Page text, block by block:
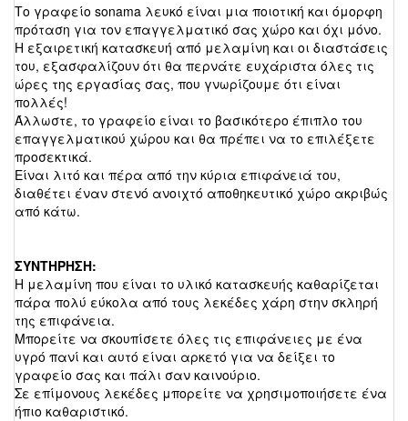
Το γραφείο sonama λευκό είναι μια ποιοτική και όμορφη
πρόταση για τον επαγγελματικό σας χώρο και όχι μόνο.
Η εξαιρετική κατασκευή από μελαμίνη και οι διαστάσεις
του, εξασφαλίζουν ότι θα περνάτε ευχάριστα όλες τις
ώρες της εργασίας σας, που γνωρίζουμε ότι είναι
πολλές!
Άλλωστε, το γραφείο είναι το βασικότερο έπιπλο του
επαγγελματικού χώρου και θα πρέπει να το επιλέξετε
προσεκτικά.
Είναι λιτό και πέρα από την κύρια επιφάνειά του,
διαθέτει έναν στενό ανοιχτό αποθηκευτικό χώρο ακριβώς
από κάτω.
ΣΥΝΤΗΡΗΣΗ:
Η μελαμίνη που είναι το υλικό κατασκευής καθαρίζεται
πάρα πολύ εύκολα από τους λεκέδες χάρη στην σκληρή
της επιφάνεια.
Μπορείτε να σκουπίσετε όλες τις επιφάνειες με ένα
υγρό πανί και αυτό είναι αρκετό για να δείξει το
γραφείο σας και πάλι σαν καινούριο.
Σε επίμονους λεκέδες μπορείτε να χρησιμοποιήσετε ένα
ήπιο καθαριστικό.